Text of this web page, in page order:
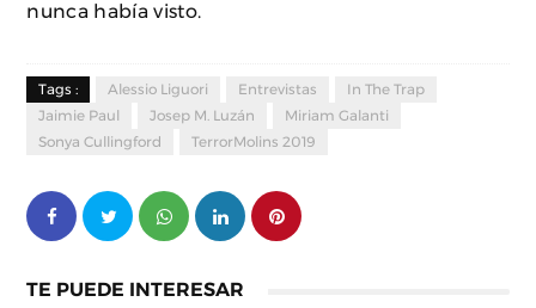
nunca había visto.
Tags : Alessio Liguori Entrevistas
In The Trap
Jaimie Paul
Josep M. Luzán
Miriam Galanti
Sonya Cullingford
TerrorMolins 2019
TE PUEDE INTERESAR